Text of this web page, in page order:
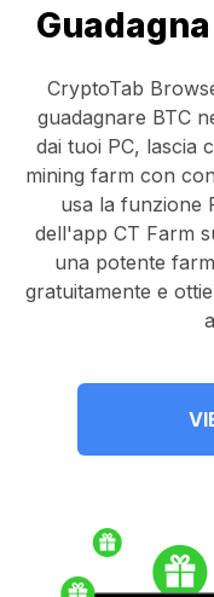
CryptoTab
guadagnare BTC
dai tuoi PC, lascia
mining farm con
usa la funzione
dell'app CT Farm
una potente
gratuitamente e